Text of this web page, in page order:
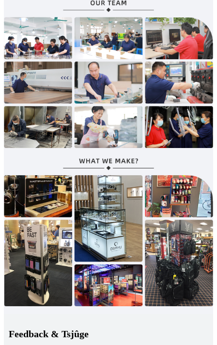
Feedback & Tsjûge